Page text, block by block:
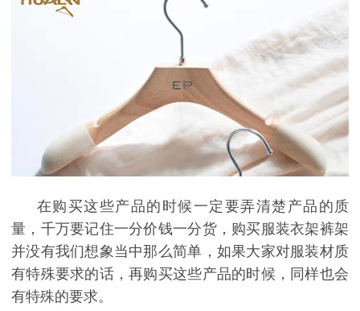
在购买这些产品的时候一定要弄清楚产品的质
量，千万要记住一分价钱一分货，购买服装衣架裤架
并没有我们想象当中那么简单，如果大家对服装材质
有特殊要求的话，再购买这些产品的时候，同样也会
有特殊的要求。